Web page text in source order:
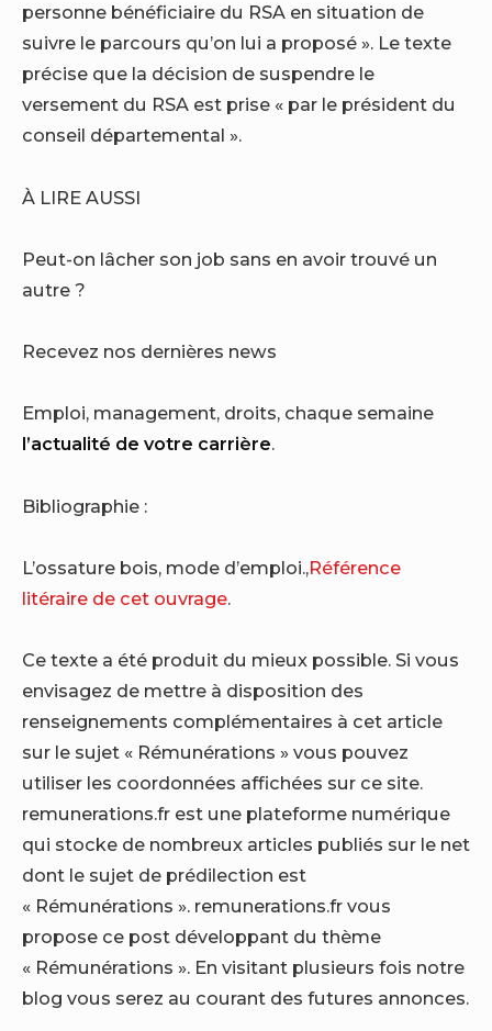
personne bénéficiaire du RSA en situation de
suivre le parcours qu’on lui a proposé ». Le texte
précise que la décision de suspendre le
versement du RSA est prise « par le président du
conseil départemental ».
À LIRE AUSSI
Peut-on lâcher son job sans en avoir trouvé un
autre ?
Recevez nos dernières news
Emploi, management, droits, chaque semaine
l’actualité de votre carrière.
Bibliographie :
L’ossature bois, mode d’emploi.,Référence
litéraire de cet ouvrage.
Ce texte a été produit du mieux possible. Si vous
envisagez de mettre à disposition des
renseignements complémentaires à cet article
sur le sujet « Rémunérations » vous pouvez
utiliser les coordonnées affichées sur ce site.
remunerations.fr est une plateforme numérique
qui stocke de nombreux articles publiés sur le net
dont le sujet de prédilection est
« Rémunérations ». remunerations.fr vous
propose ce post développant du thème
« Rémunérations ». En visitant plusieurs fois notre
blog vous serez au courant des futures annonces.